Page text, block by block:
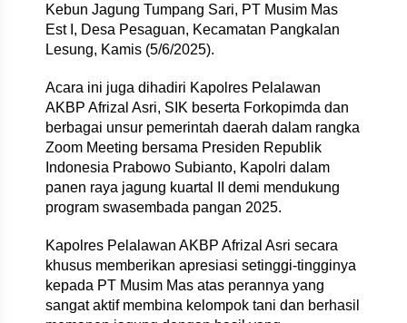
Kebun Jagung Tumpang Sari, PT Musim Mas
Est I, Desa Pesaguan, Kecamatan Pangkalan
Lesung, Kamis (5/6/2025).
Acara ini juga dihadiri Kapolres Pelalawan
AKBP Afrizal Asri, SIK beserta Forkopimda dan
berbagai unsur pemerintah daerah dalam rangka
Zoom Meeting bersama Presiden Republik
Indonesia Prabowo Subianto, Kapolri dalam
panen raya jagung kuartal II demi mendukung
program swasembada pangan 2025.
Kapolres Pelalawan AKBP Afrizal Asri secara
khusus memberikan apresiasi setinggi-tingginya
kepada PT Musim Mas atas perannya yang
sangat aktif membina kelompok tani dan berhasil